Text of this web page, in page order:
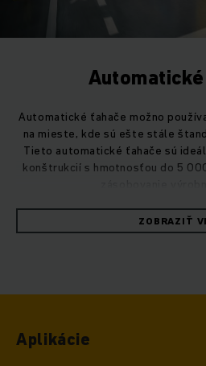
Automatické ťahače možno
na mieste, kde sú ešte stále
Tieto automatické ťahače sú
konštrukcií s hmotnosťou do 5
Vďaka efektívnej
prívesy sa následne ručne
automatické pripájanie a
ZOBRAZIŤ
Aplikácie